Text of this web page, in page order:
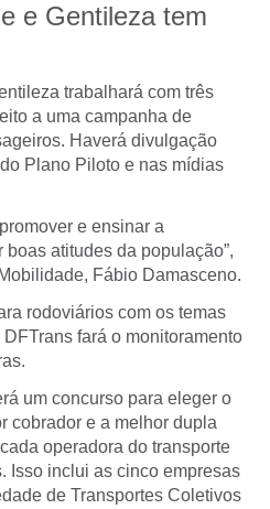
e Gentileza tem
trabalhará com três
a uma campanha de
Haverá divulgação
Plano Piloto e nas mídias
e ensinar a
atitudes da população”,
Fábio Damasceno.
rodoviários com os temas
fará o monitoramento
um concurso para eleger o
cobrador e a melhor dupla
operadora do transporte
Isso inclui as cinco empresas
de Transportes Coletivos